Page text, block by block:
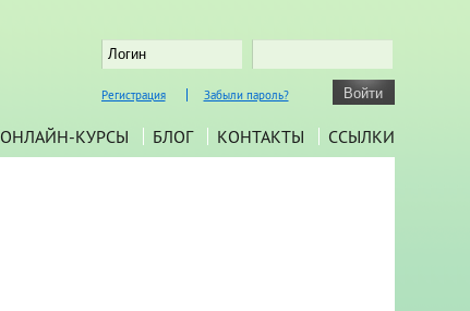
Регистрация Забыли пароль?
ОНЛАЙН-КУРСЫ БЛОГ КОНТАКТЫ ССЫЛКИ